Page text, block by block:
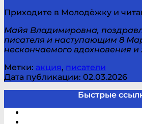
Приходите в Молодёжку и
Майя Владимировна,
писателя и наступающим 8
нескончаемого вдохновения
Метки: акция, писатели
Дата публикации: 02.03.2026
Быстрые